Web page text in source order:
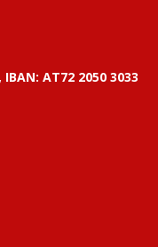
AT72 2050 3033